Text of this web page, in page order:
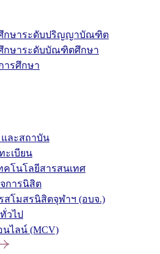
กษาระดับปริญญาบัณฑิต
กษาระดับบัณฑิตศึกษา
ารศึกษา
ละสถาบัน
ะเบียน
คโนโลยีสารสนเทศ
การนิสิต
สโมสรนิสิตจุฬาฯ (อบจ.)
วไป
นไลน์ (MCV)